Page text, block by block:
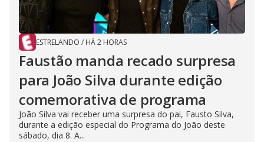
ESTRELANDO / HÁ 2 HORAS
Faustão manda recado surpresa
para João Silva durante edição
comemorativa de programa
João Silva vai receber uma surpresa do pai, Fausto Silva,
durante a edição especial do Programa do João deste
sábado, dia 8. A...